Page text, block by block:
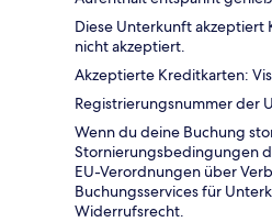
Diese Unterkunft
nicht akzeptiert.
Akzeptierte Kreditkarten:
Registrierungsnummer der
Wenn du deine Buchung
Stornierungsbedingungen
EU-Verordnungen über
Buchungsservices für
Widerrufsrecht.